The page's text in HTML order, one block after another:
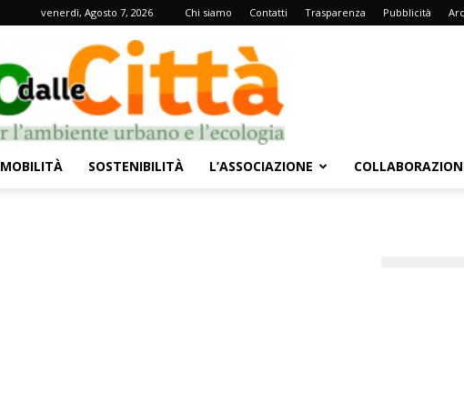
venerdì, Agosto 7, 2026 Chi siamo Contatti Trasparenza Pubblicità
MOBILITÀ SOSTENIBILITÀ L’ASSOCIAZIONE